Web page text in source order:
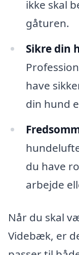
ikke skal
gåturen.
Sikre din
have
din hund
du have
arbejde
Når du skal
Videbæk, er